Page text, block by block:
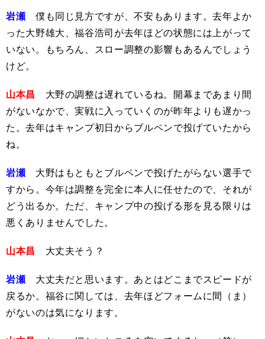
岩瀬 僕も同じ見方ですが、不安もあります。去年よか
った大野雄大、福谷浩司が去年ほどの状態には上がって
いない。もちろん、スロー調整の影響もあるんでしょう
けど。
山本昌 大野の調整は遅れているね。開幕まであまり間
がないなかで、実戦に入っていくのが昨年よりも遅かっ
た。去年はキャンプ初日からブルペンで投げていたから
ね。
岩瀬 大野はもともとブルペンで投げたがらない選手で
すから。今年は調整を完全に本人に任せたので、それが
どう出るか。ただ、キャンプ中の投げる形を見る限りは
悪くありませんでした。
山本昌 大丈夫そう？
岩瀬 大丈夫だと思います。あとはどこまでスピードが
戻るか。福谷に関しては、去年ほどフォームに間（ま）
がないのは気になります。